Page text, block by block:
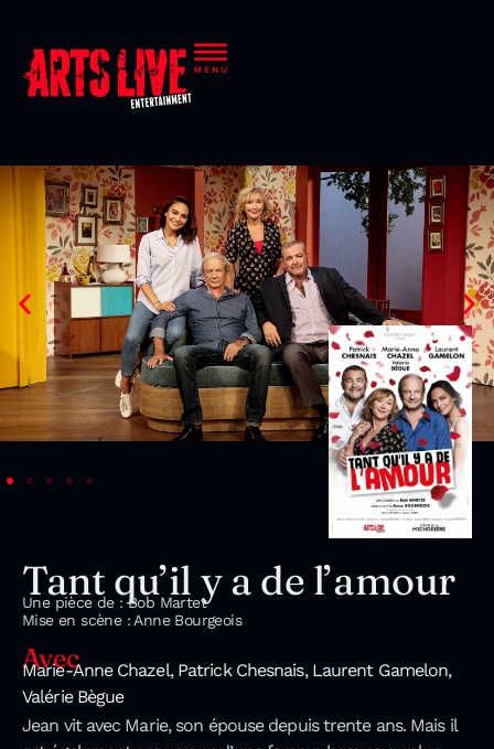
Tant qu’il y a de l’amour
Une pièce de : Bob Martet
Mise en scène : Anne Bourgeois
Avec
Marie-Anne Chazel, Patrick Chesnais, Laurent Gamelon,
Valérie Bègue
Jean vit avec Marie, son épouse depuis trente ans. Mais il